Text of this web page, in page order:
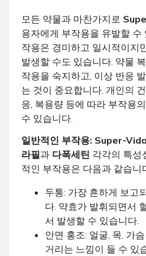
모든 약물과 마찬가지로
용자에게 부작용을 유발할 수
작용은 경미하고 일시적이지
발생할 수도 있습니다. 약물
작용을 숙지하고, 이상 반응
는 것이 중요합니다. 개인의
응, 복용량 등에 따라 부작용
수 있습니다.
일반적인 부작용: Super-
라필과 다폭세틴 각각의 특성
적인 부작용은 다음과 같습니
두통: 가장 흔하게 보고
다. 약효가 발휘되면서
서 발생할 수 있습니다.
안면 홍조: 얼굴, 목, 가
거리는 느낌이 들 수 있